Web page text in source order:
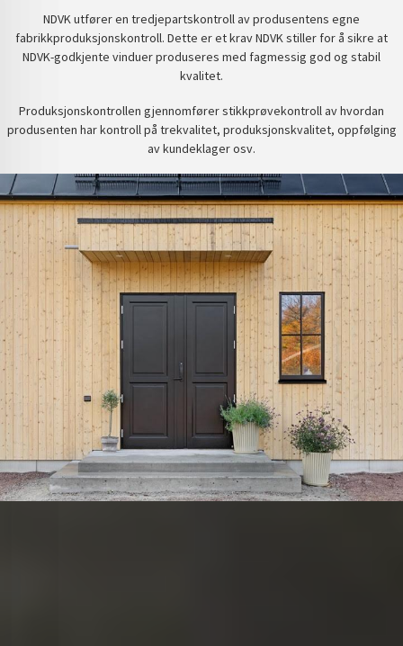
NDVK utfører en tredjepartskontroll av produsentens egne
fabrikkproduksjonskontroll. Dette er et krav NDVK stiller for å sikre at
NDVK-godkjente vinduer produseres med fagmessig god og stabil
kvalitet.
Produksjonskontrollen gjennomfører stikkprøvekontroll av hvordan
produsenten har kontroll på trekvalitet, produksjonskvalitet, oppfølging
av kundeklager osv.